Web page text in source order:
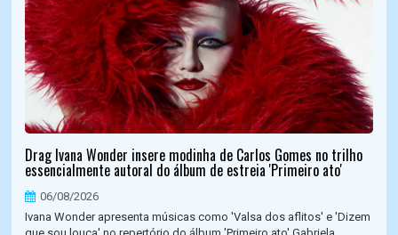
Drag Ivana Wonder insere modinha de Carlos Gomes no trilho
essencialmente autoral do álbum de estreia 'Primeiro ato'
06/08/2026
Ivana Wonder apresenta músicas como 'Valsa dos aflitos' e 'Dizem